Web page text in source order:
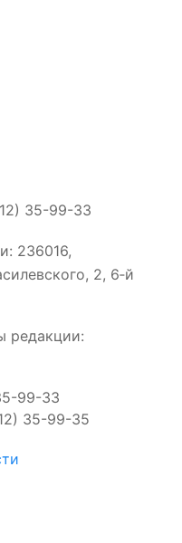
35-99-33
236016,
2, 6‑й
редакции:
99-33
35-99-35